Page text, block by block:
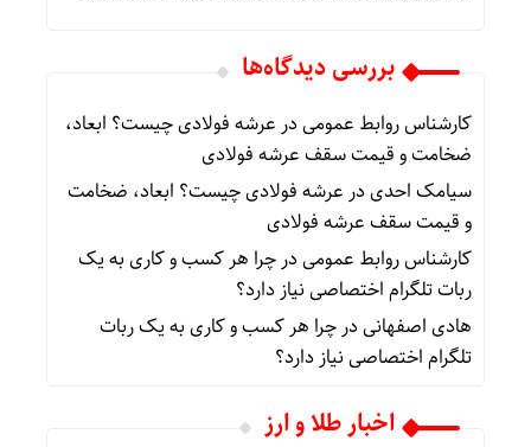
بررسی دیدگاه‌ها
کارشناس روابط عمومیدر عرشه فولادی چیست؟ ابعاد،
ضخامت و قیمت سقف عرشه فولادی
سیامک احدیدر عرشه فولادی چیست؟ ابعاد، ضخامت
و قیمت سقف عرشه فولادی
کارشناس روابط عمومیدرچرا هر کسب‌ و کاری به یک
ربات تلگرام اختصاصی نیاز دارد؟
هادی اصفهانیدرچرا هر کسب‌ و کاری به یک ربات
تلگرام اختصاصی نیاز دارد؟
اخبار طلا و ارز